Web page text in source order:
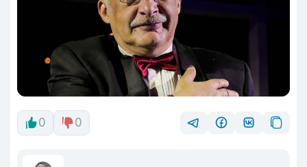
0 0